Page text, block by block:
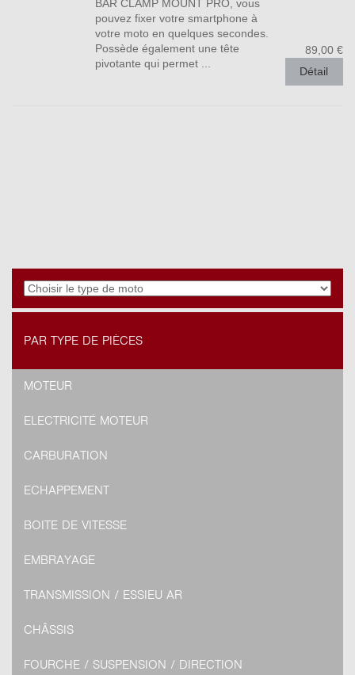
BAR CLAMP MOUNT PRO, vous
pouvez fixer votre smartphone à
votre moto en quelques secondes.
Possède également une tête
pivotante qui permet ...
89,00 €
Détail
PAR TYPE DE PIÈCES
MOTEUR
ELECTRICITÉ MOTEUR
CARBURATION
ECHAPPEMENT
BOITE DE VITESSE
EMBRAYAGE
TRANSMISSION / ESSIEU AR
CHÂSSIS
FOURCHE / SUSPENSION / DIRECTION